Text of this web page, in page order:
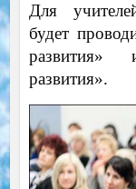
Для
будет
развития»
развития».